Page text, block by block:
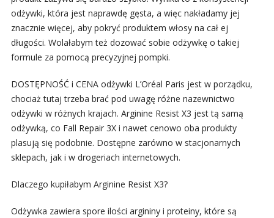
odżywki, która jest naprawdę gęsta, a więc nakładamy jej
znacznie więcej, aby pokryć produktem włosy na cał ej
długości. Wolałabym też dozować sobie odżywkę o takiej
formule za pomocą precyzyjnej pompki.
DOSTĘPNOŚĆ i CENA odżywki L’Oréal Paris jest w porządku,
chociaż tutaj trzeba brać pod uwagę różne nazewnictwo
odżywki w różnych krajach. Arginine Resist X3 jest tą samą
odżywką, co Fall Repair 3X i nawet cenowo oba produkty
plasują się podobnie. Dostępne zarówno w stacjonarnych
sklepach, jak i w drogeriach internetowych.
Dlaczego kupiłabym Arginine Resist X3?
Odżywka zawiera spore ilości argininy i proteiny, które są